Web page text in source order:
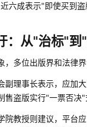
六成表示"即使买到盗
：从"治标"到
，多位出版界和法律
副理事长表示，应加
售盗版实行"一票否决"
院教授则建议，平台